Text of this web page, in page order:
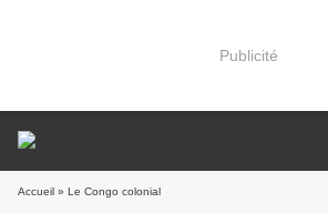
Publicité
Accueil » Le Congo colonial